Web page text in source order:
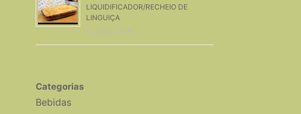
LIQUIDIFICADOR/RECHEIO DE
LINGUIÇA
15 Julho, 2019
Categorias
Bebidas